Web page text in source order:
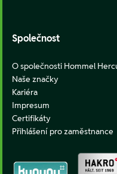
Společnost
O společnosti Hommel
Naše značky
Kariéra
Impresum
Certifikáty
Přihlášení pro zaměstnance